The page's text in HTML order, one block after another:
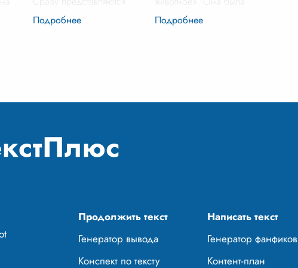
которые без колебаний преступнике, и мне сразу
Продолжить текст Написать текст
Генератор вывода
Генератор фанфиков
Конспект по тексту
Контент-план